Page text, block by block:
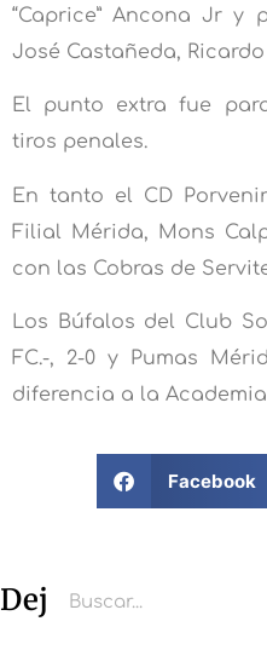
“Caprice” Ancona Jr
José Castañeda,
El punto extra fue
tiros penales.
En tanto el CD
Filial Mérida, Mons
con las Cobras de
Los Búfalos del Club
FC.-, 2-0 y Pumas
diferencia a la Academia
Facebook
Deja un comentario